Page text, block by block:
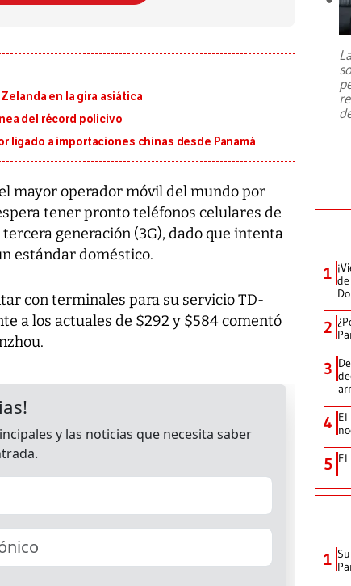
en la gira asiática
del récord policivo
ligado a importaciones chinas desde Panamá
mayor operador móvil del mundo por
tener pronto teléfonos celulares de
generación (3G), dado que intenta
estándar doméstico.
con terminales para su servicio TD-
a los actuales de $292 y $584 comentó
al sur de Japón, provocando una
1
2
3
4
5 El
1